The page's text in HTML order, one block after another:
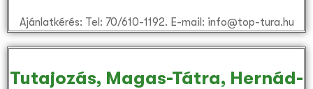
Ajánlatkérés: Tel: 70/610-1192. E-mail: info@top-tura.hu
Tutajozás, Magas-Tátra, Hernád-